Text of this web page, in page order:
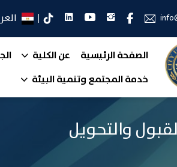
فيس بوكانستجراميوتيوبلينكدانتيك توكاختر
الصفحة الرئيسية عن الكلية
خدمة المجتمع وتنمية البيئة
والتحويل